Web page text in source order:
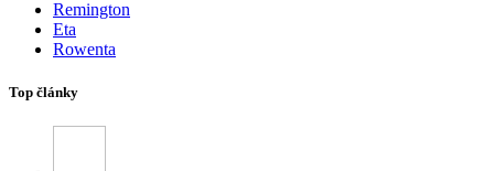
Remington
Eta
Rowenta
Top články